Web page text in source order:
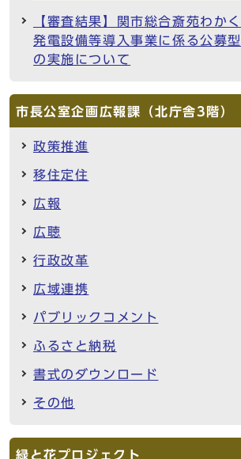
【審査結果】関市総合斎苑わか
発電設備等導入事業に係る公募
の実施について
市長公室企画広報課（北庁舎3階）
政策推進
移住定住
広報
広聴
行政改革
広域連携
パブリックコメント
ふるさと納税
書式のダウンロード
その他
緑と花プロジェクト